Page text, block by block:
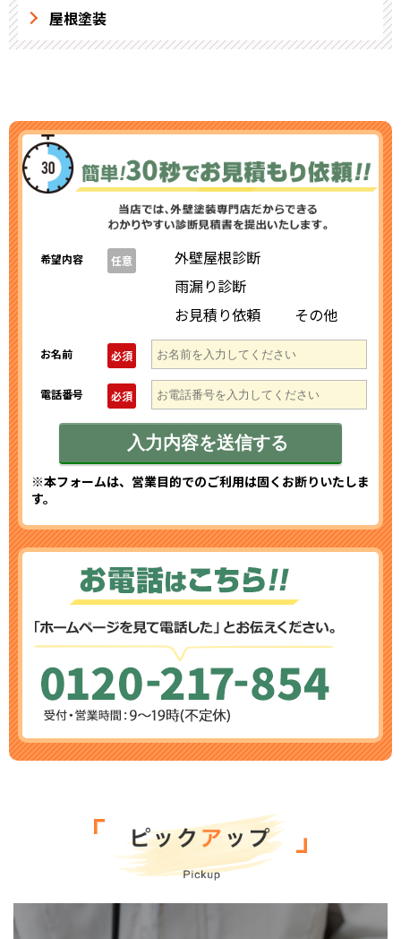
屋根塗装
希望内容 任意
外壁屋根診断
雨漏り診断
お見積り依頼
その他
お名前 必須
電話番号 必須
※本フォームは、営業目的でのご利用は固くお断りいたしま
す。